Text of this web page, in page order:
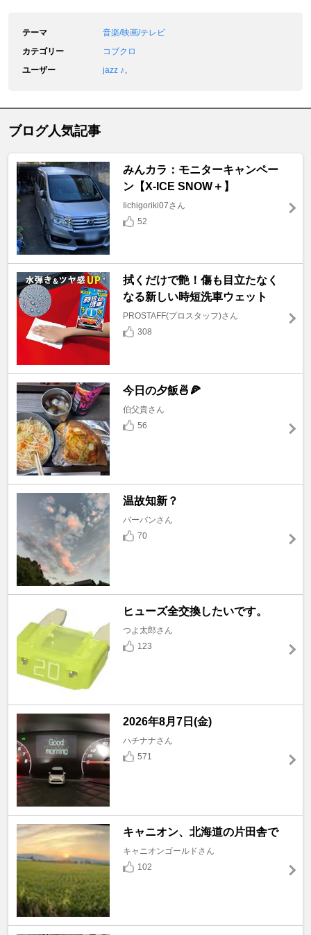
テーマ
音楽/映画/テレビ
カテゴリー
コブクロ
ユーザー
jazz ♪。
ブログ人気記事
みんカラ：モニターキャンペー
ン【X-ICE SNOW＋】
Iichigoriki07さん
52
拭くだけで艶！傷も目立たなく
なる新しい時短洗車ウェット
PROSTAFF(プロスタッフ)さん
308
今日の夕飯🍜🍕
伯父貴さん
56
温故知新？
バーバンさん
70
ヒューズ全交換したいです。
つよ太郎さん
123
2026年8月7日(金)
ハチナナさん
571
キャニオン、北海道の片田舎で
キャニオンゴールドさん
102